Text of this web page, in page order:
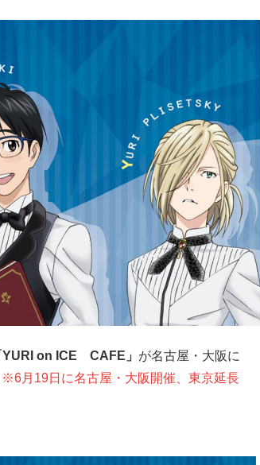
YURI on ICE CAFE」 が名古屋・大阪に
※6月19日に名古屋・大阪開催、東京延長